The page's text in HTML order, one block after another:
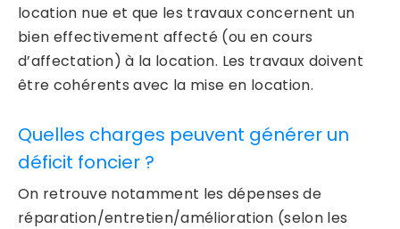
location nue et que les travaux concernent un
bien effectivement affecté (ou en cours
d’affectation) à la location. Les travaux doivent
être cohérents avec la mise en location.
Quelles charges peuvent générer un
déficit foncier ?
On retrouve notamment les dépenses de
réparation/entretien/amélioration (selon les